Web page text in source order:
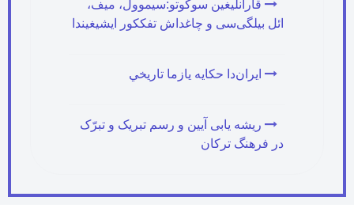
قارانلیغین سوکوتو:سیموول، میف،
ائل بیلگی‌سی و چاغداش تفککور ایشیغیندا
ايران‌دا حكايه‌ يازما تاريخي
ریشه یابی آیین و رسم تبریک و تبرّک
در فرهنگ ترکان